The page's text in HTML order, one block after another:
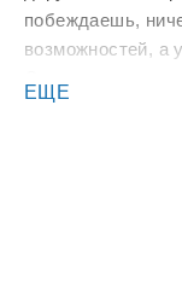
побеждаешь,
возможностей, а
искать
ЕЩЕ